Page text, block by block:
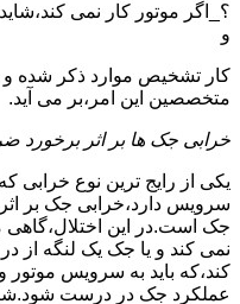
؟_اگر موتور کار نمی
و
کار تشخیص موارد ذکر شده و
متخصصین این امر،بر می آید.
خرابی جک ها بر اثر برخورد
یکی از رایج ترین نوع خرابی
سرویس دارد،خرابی جک بر
جک است.در این
نمی کند و یا جک یک لنگه از
کند،که باید به سرویس موتور
عملکرد جک در درست